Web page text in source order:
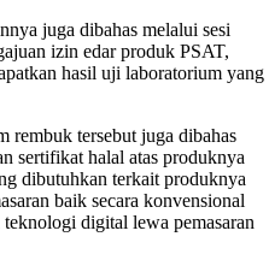
juga dibahas melalui sesi
izin edar produk PSAT,
hasil uji laboratorium yang
rembuk tersebut juga dibahas
sertifikat halal atas produknya
dibutuhkan terkait produknya
baik secara konvensional
digital lewa pemasaran